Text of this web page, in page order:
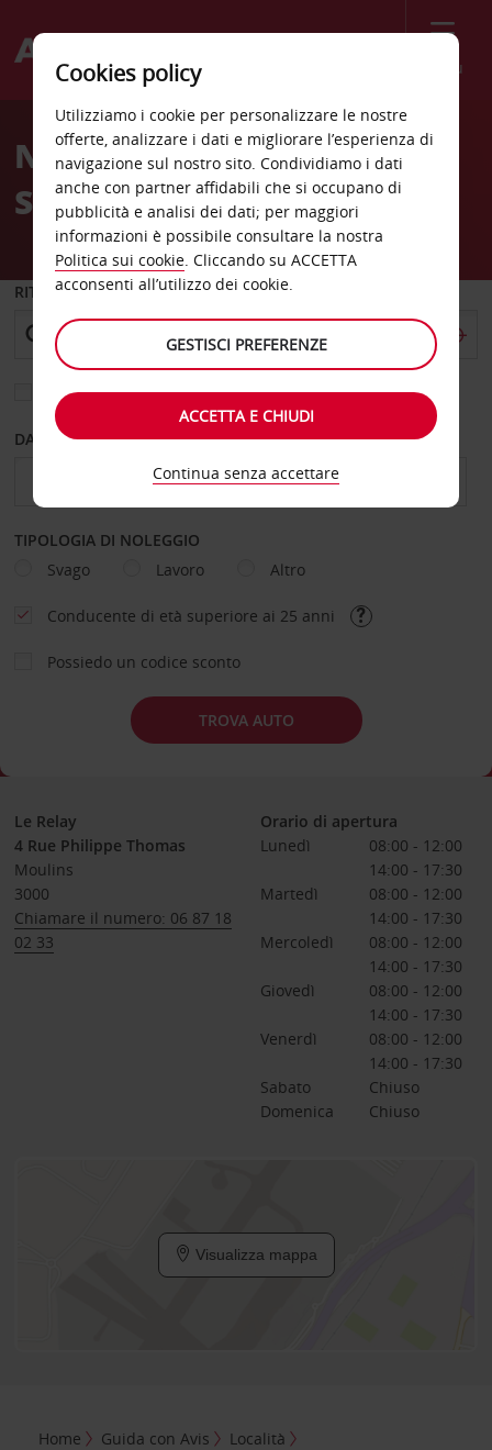
Menù
Welcome
AvisNoleggio auto alla
Stazione di Moulins
RITIRO DA
Scegli una località di riconsegna diversa
DAL GIORNO AL GIORNO
TIPOLOGIA DI NOLEGGIO
Svago
Lavoro Altro
Conducente di età superiore ai 25 anni
Possiedo un codice sconto
TROVA AUTO
Le Relay
4 Rue Philippe Thomas
Moulins
3000
Chiamare il numero: 06 87 18
02 33
Orario di apertura
Lunedì
08:00 - 12:00
14:00 - 17:30
Martedì
08:00 - 12:00
14:00 - 17:30
Mercoledì
08:00 - 12:00
14:00 - 17:30
Giovedì
08:00 - 12:00
14:00 - 17:30
Venerdì
08:00 - 12:00
14:00 - 17:30
Sabato
Chiuso
Domenica
Chiuso
Visualizza mappa
Home Guida con Avis
Località
Cookies policy
Utilizziamo i cookie per personalizzare le nostre
offerte, analizzare i dati e migliorare l’esperienza di
navigazione sul nostro sito. Condividiamo i dati
anche con partner affidabili che si occupano di
pubblicità e analisi dei dati; per maggiori
informazioni è possibile consultare la nostra
Politica sui cookie. Cliccando su ACCETTA
acconsenti all’utilizzo dei cookie.
GESTISCI PREFERENZE
ACCETTA E CHIUDI
Continua senza accettare